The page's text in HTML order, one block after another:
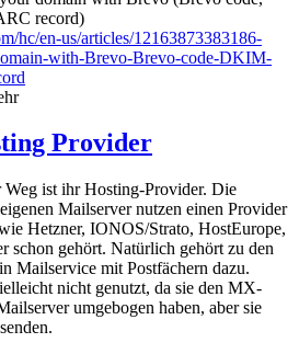
record)
hc/en-us/articles/12163873383186-
with-Brevo-Brevo-code-DKIM-
Provider
ist ihr Hosting-Provider. Die
Mailserver nutzen einen Provider
Hetzner, IONOS/Strato, HostEurope,
schon gehört. Natürlich gehört zu den
Mailservice mit Postfächern dazu.
nicht genutzt, da sie den MX-
umgebogen haben, aber sie